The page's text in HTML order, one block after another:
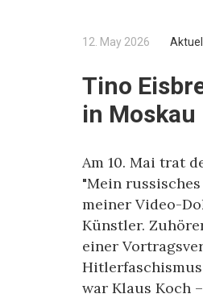
12. May 2026 Aktuell
Tino
in Moskau
Am 10. Mai trat
"Mein
meiner Video-
Künstler.
einer
war Klaus Koch